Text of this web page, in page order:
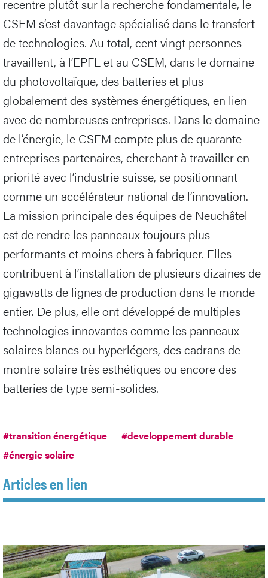
recentre plutôt sur la recherche fondamentale, le
CSEM s’est davantage spécialisé dans le transfert
de technologies. Au total, cent vingt personnes
travaillent, à l’EPFL et au CSEM, dans le domaine
du photovoltaïque, des batteries et plus
globalement des systèmes énergétiques, en lien
avec de nombreuses entreprises. Dans le domaine
de l’énergie, le CSEM compte plus de quarante
entreprises partenaires, cherchant à travailler en
priorité avec l’industrie suisse, se positionnant
comme un accélérateur national de l’innovation.
La mission principale des équipes de Neuchâtel
est de rendre les panneaux toujours plus
performants et moins chers à fabriquer. Elles
contribuent à l’installation de plusieurs dizaines de
gigawatts de lignes de production dans le monde
entier. De plus, elle ont développé de multiples
technologies innovantes comme les panneaux
solaires blancs ou hyperlégers, des cadrans de
montre solaire très esthétiques ou encore des
batteries de type semi-solides.
#transition énergétique
#developpement durable
#énergie solaire
Articles en lien